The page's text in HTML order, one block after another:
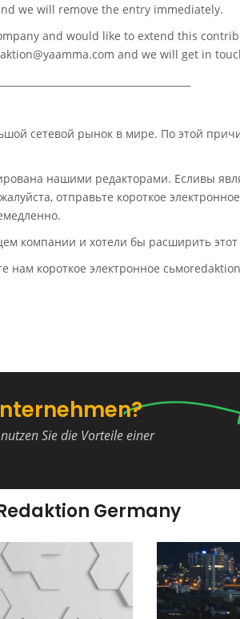
we will remove the entry immediately.
and would like to extend this
and we will get in
сетевой рынок в мире. По этой
нашими редакторами. Есливы
отправьте короткое
компании и хотели бы расширить
нам короткое электронное
Sie die Vorteile einer
Germany